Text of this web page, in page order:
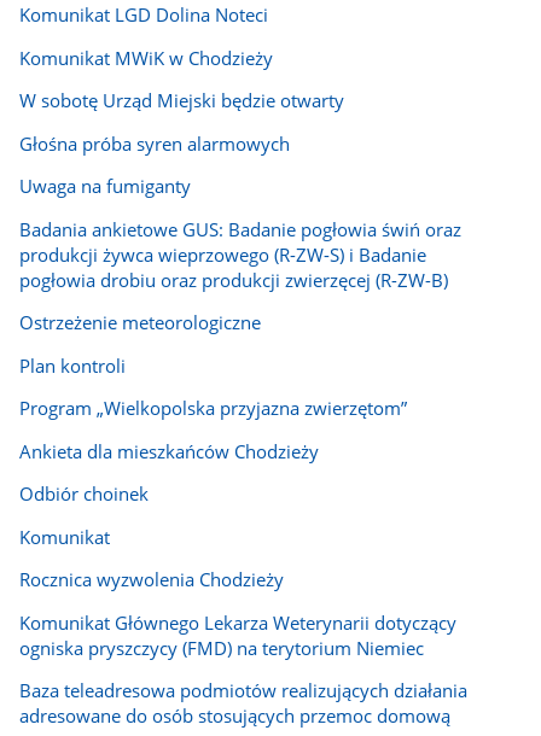
Komunikat LGD Dolina Noteci
Komunikat MWiK w Chodzieży
W sobotę Urząd Miejski będzie otwarty
Głośna próba syren alarmowych
Uwaga na fumiganty
Badania ankietowe GUS: Badanie pogłowia świń oraz
produkcji żywca wieprzowego (R-ZW-S) i Badanie
pogłowia drobiu oraz produkcji zwierzęcej (R-ZW-B)
Ostrzeżenie meteorologiczne
Plan kontroli
Program „Wielkopolska przyjazna zwierzętom”
Ankieta dla mieszkańców Chodzieży
Odbiór choinek
Komunikat
Rocznica wyzwolenia Chodzieży
Komunikat Głównego Lekarza Weterynarii dotyczący
ogniska pryszczycy (FMD) na terytorium Niemiec
Baza teleadresowa podmiotów realizujących działania
adresowane do osób stosujących przemoc domową